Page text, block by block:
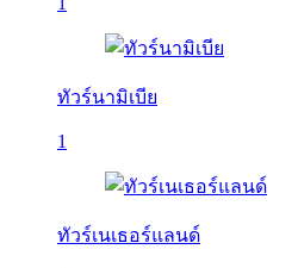
ทัวร์นามิเบีย
1
ทัวร์เนเธอร์แลนด์